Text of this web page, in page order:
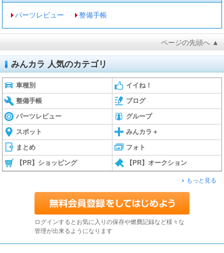
パーツレビュー 整備手帳
ページの先頭へ ▲
みんカラ 人気のカテゴリ
車種別 イイね！
整備手帳 ブログ
パーツレビュー グループ
スポット みんカラ＋
まとめ フォト
【PR】ショッピング 【PR】オークション
もっと見る
ログインするとお気に入りの保存や燃費記録など様々な
管理が出来るようになります